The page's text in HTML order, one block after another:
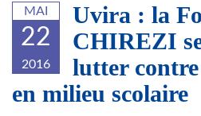
MAI
22
2016
Uvira : la
CHIREZI
lutter
en milieu scolaire